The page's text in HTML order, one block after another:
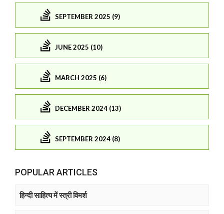
SEPTEMBER 2025 (9)
JUNE 2025 (10)
MARCH 2025 (6)
DECEMBER 2024 (13)
SEPTEMBER 2024 (8)
POPULAR ARTICLES
हिन्दी साहित्य में स्त्री विमर्श